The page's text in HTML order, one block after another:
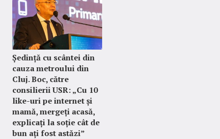
Ședință cu scântei din
cauza metroului din
Cluj. Boc, către
consilierii USR: „Cu 10
like-uri pe internet și
mamă, mergeți acasă,
explicați la soție cât de
bun ați fost astăzi”